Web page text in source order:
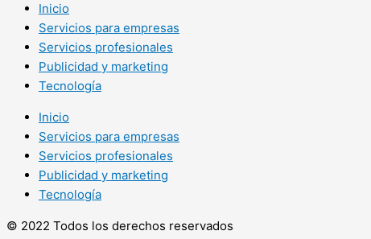
Inicio
Servicios para empresas
Servicios profesionales
Publicidad y marketing
Tecnología
Inicio
Servicios para empresas
Servicios profesionales
Publicidad y marketing
Tecnología
© 2022 Todos los derechos reservados